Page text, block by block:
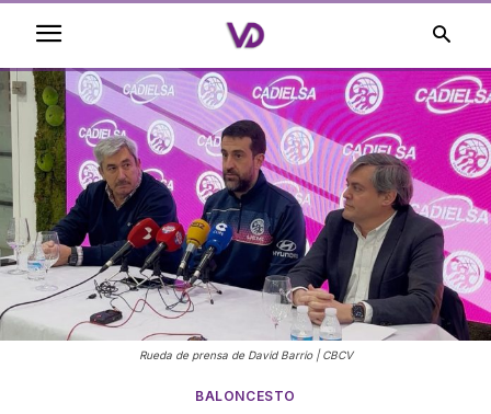
Rueda de prensa de David Barrio | CBCV
BALONCESTO